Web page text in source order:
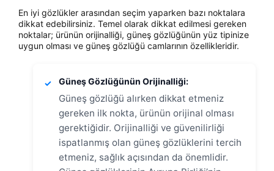
En iyi gözlükler arasından seçim yaparken bazı noktalara
dikkat edebilirsiniz. Temel olarak dikkat edilmesi gereken
noktalar; ürünün orijinalliği, güneş gözlüğünün yüz tipinize
uygun olması ve güneş gözlüğü camlarının özellikleridir.
✓ Güneş Gözlüğünün Orijinalliği:
Güneş gözlüğü alırken dikkat etmeniz
gereken ilk nokta, ürünün orijinal olması
gerektiğidir. Orijinalliği ve güvenilirliği
ispatlanmış olan güneş gözlüklerini tercih
etmeniz, sağlık açısından da önemlidir.